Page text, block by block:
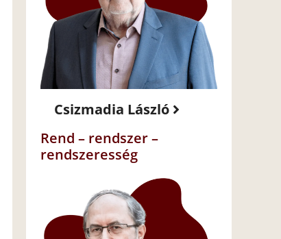
Csizmadia László
Rend – rendszer –
rendszeresség